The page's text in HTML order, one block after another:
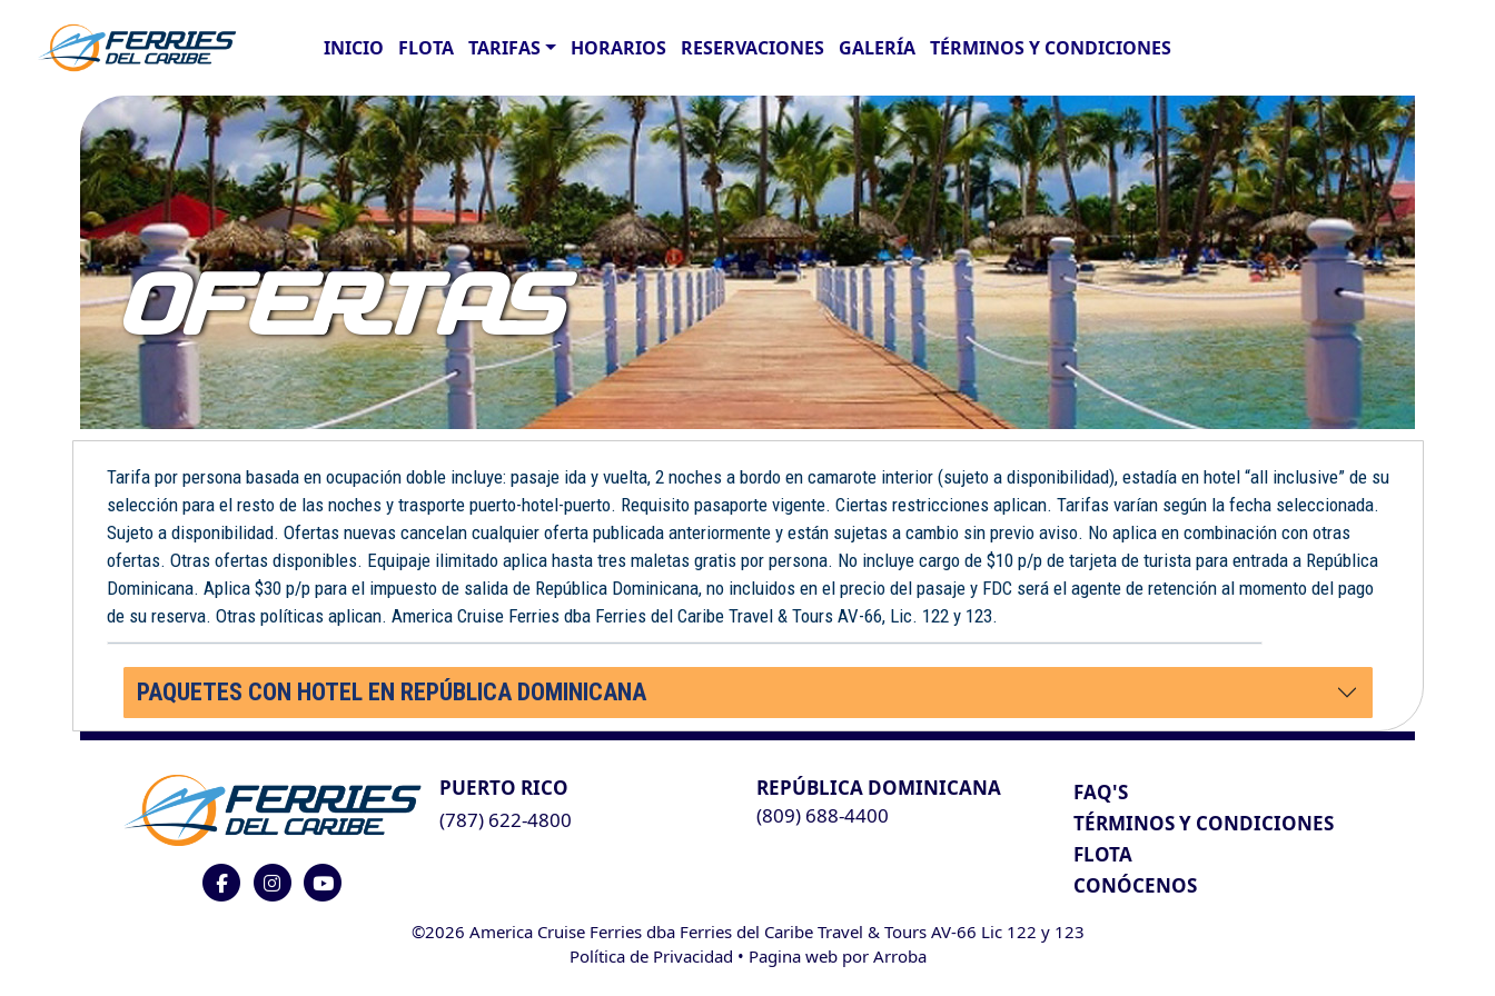
INICIO FLOTA TARIFAS HORARIOS RESERVACIONES GALERÍA TÉRMINOS Y CONDICIONES
OFERTAS
Tarifa por persona basada en ocupación doble incluye: pasaje ida y vuelta, 2 noches a bordo en camarote interior (sujeto a disponibilidad), estadía en hotel “all inclusive” de su
selección para el resto de las noches y trasporte puerto-hotel-puerto. Requisito pasaporte vigente. Ciertas restricciones aplican. Tarifas varían según la fecha seleccionada.
Sujeto a disponibilidad. Ofertas nuevas cancelan cualquier oferta publicada anteriormente y están sujetas a cambio sin previo aviso. No aplica en combinación con otras
ofertas. Otras ofertas disponibles. Equipaje ilimitado aplica hasta tres maletas gratis por persona. No incluye cargo de $10 p/p de tarjeta de turista para entrada a República
Dominicana. Aplica $30 p/p para el impuesto de salida de República Dominicana, no incluidos en el precio del pasaje y FDC será el agente de retención al momento del pago
de su reserva. Otras políticas aplican. America Cruise Ferries dba Ferries del Caribe Travel & Tours AV-66, Lic. 122 y 123.
PAQUETES CON HOTEL EN REPÚBLICA DOMINICANA
PUERTO RICO
(787) 622-4800
REPÚBLICA DOMINICANA
(809) 688-4400
FAQ'S
TÉRMINOS Y CONDICIONES
FLOTA
CONÓCENOS
©2026 America Cruise Ferries dba Ferries del Caribe Travel & Tours AV-66 Lic 122 y 123
Política de Privacidad • Pagina web por Arroba